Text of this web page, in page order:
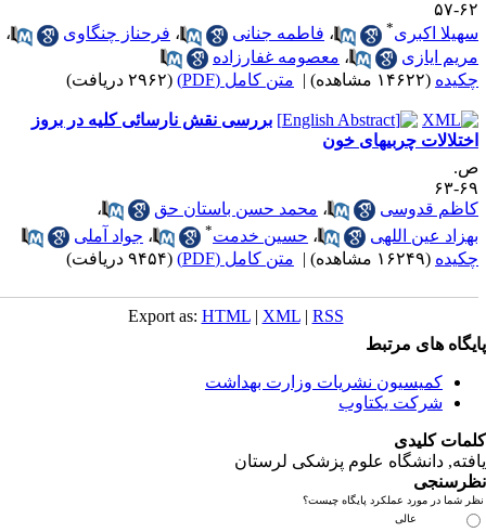
۵۷
اکبری
،فاطمه جنانی ،فرحناز چنگاوی
،
ایازی
،معصومه غفارزاده
(۱۴۶۲۲ مشاهده) | متن کامل (PDF) (۲۹۶۲ دریافت)
بررسی نقش نارسائی کلیه در بروز
چربیهای خون
۶۳
قدوسی
،محمد حسن باستان حق
،
عین اللهی
،حسین خدمت ،جواد آملی
(۱۶۲۴۹ مشاهده) | متن کامل (PDF) (۹۴۵۴ دریافت)
Export as:HTML |XML|RSS
های مرتبط
کمیسیون نشریات وزارت بهداشت
شرکت یکتاوب
کلیدی
, دانشگاه علوم پزشکی لرستان
شما در مورد عملکرد پایگاه چیست؟
عالی